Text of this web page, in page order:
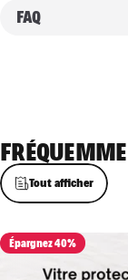
FAQ
Tout afficher
Épargnez 40%